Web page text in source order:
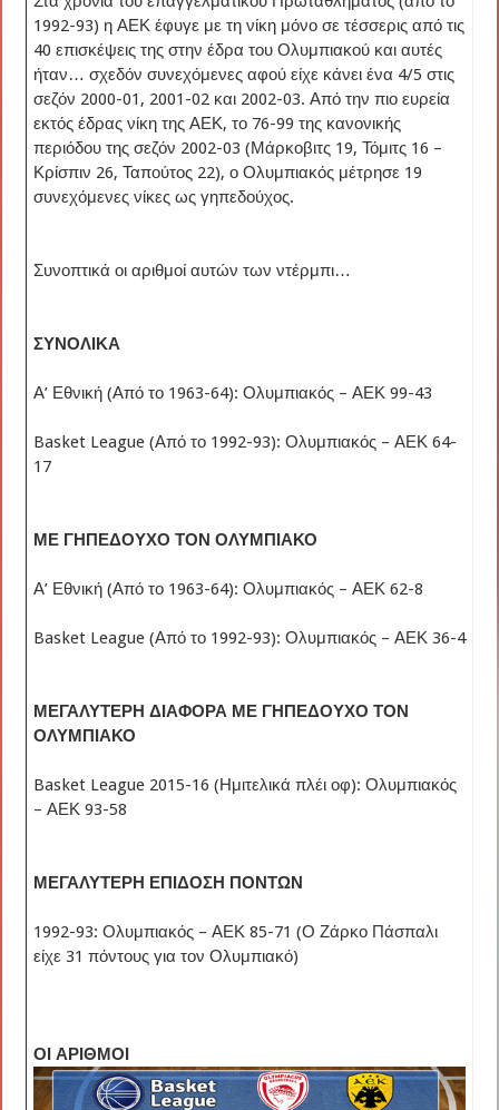
1992-93) η ΑΕΚ έφυγε με τη νίκη μόνο σε τέσσερις από τις
40 επισκέψεις της στην έδρα του Ολυμπιακού και αυτές
ήταν… σχεδόν συνεχόμενες αφού είχε κάνει ένα 4/5 στις
σεζόν 2000-01, 2001-02 και 2002-03. Από την πιο ευρεία
εκτός έδρας νίκη της ΑΕΚ, το 76-99 της κανονικής
περιόδου της σεζόν 2002-03 (Μάρκοβιτς 19, Τόμιτς 16 –
Κρίσπιν 26, Ταπούτος 22), ο Ολυμπιακός μέτρησε 19
συνεχόμενες νίκες ως γηπεδούχος.
Συνοπτικά οι αριθμοί αυτών των ντέρμπι…
ΣΥΝΟΛΙΚΑ
Α’ Εθνική (Από το 1963-64): Ολυμπιακός – ΑΕΚ 99-43
Basket League (Από το 1992-93): Ολυμπιακός – ΑΕΚ 64-
17
ΜΕ ΓΗΠΕΔΟΥΧΟ ΤΟΝ ΟΛΥΜΠΙΑΚΟ
Α’ Εθνική (Από το 1963-64): Ολυμπιακός – ΑΕΚ 62-8
Basket League (Από το 1992-93): Ολυμπιακός – ΑΕΚ 36-4
ΜΕΓΑΛΥΤΕΡΗ ΔΙΑΦΟΡΑ ΜΕ ΓΗΠΕΔΟΥΧΟ ΤΟΝ
ΟΛΥΜΠΙΑΚΟ
Basket League 2015-16 (Ημιτελικά πλέι οφ): Ολυμπιακός
– ΑΕΚ 93-58
ΜΕΓΑΛΥΤΕΡΗ ΕΠΙΔΟΣΗ ΠΟΝΤΩΝ
1992-93: Ολυμπιακός – ΑΕΚ 85-71 (Ο Ζάρκο Πάσπαλι
είχε 31 πόντους για τον Ολυμπιακό)
ΟΙ ΑΡΙΘΜΟΙ